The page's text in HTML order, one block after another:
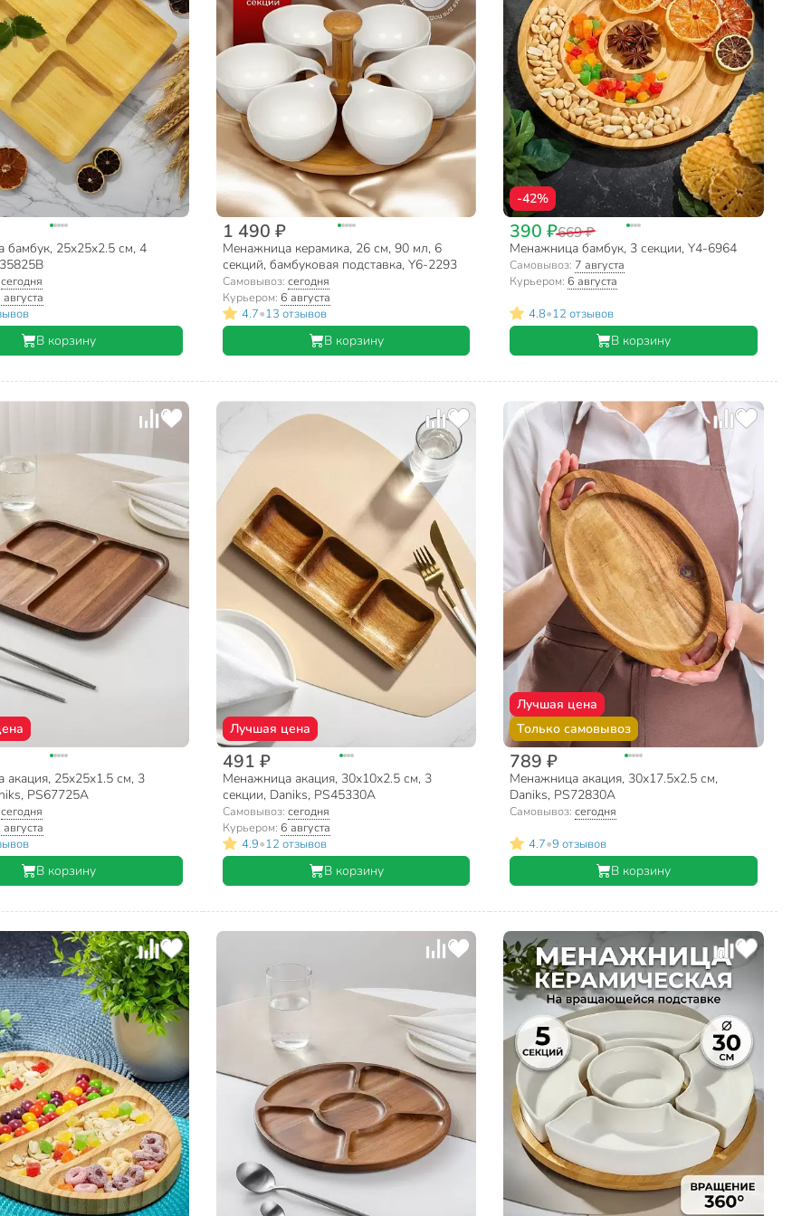
бамбук, 25x25x2.5 см, 4
сегодня
августа
В корзину
1 490 ₽
Менажница керамика, 26 см, 90 мл, 6
секций, бамбуковая подставка, Y6-2293
Самовывоз: сегодня
Курьером: 6 августа
4.7•13 отзывов
В корзину
-42%
390 ₽669 ₽
Менажница бамбук, 3 секции, Y4-6964
Самовывоз: 7 августа
Курьером: 6 августа
4.8•12 отзывов
В корзину
25x25x1.5 см, 3
PS67725A
сегодня
августа
В корзину
Лучшая цена
491 ₽
Менажница акация, 30х10х2.5 см, 3
секции, Daniks, PS45330A
Самовывоз: сегодня
Курьером: 6 августа
4.9•12 отзывов
В корзину
Лучшая цена
Только самовывоз
789 ₽
Менажница акация, 30х17.5х2.5 см,
Daniks, PS72830A
Самовывоз:сегодня
4.7•9 отзывов
В корзину